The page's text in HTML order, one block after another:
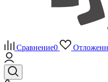
Сравнение0